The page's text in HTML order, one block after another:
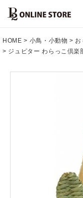
HOME 小鳥・小動物 お
ジュピター わらっこ倶楽